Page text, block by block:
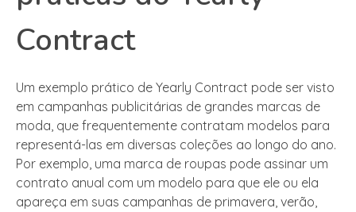
Contract
Um exemplo prático de Yearly Contract pode ser visto
em campanhas publicitárias de grandes marcas de
moda, que frequentemente contratam modelos para
representá-las em diversas coleções ao longo do ano.
Por exemplo, uma marca de roupas pode assinar um
contrato anual com um modelo para que ele ou ela
apareça em suas campanhas de primavera, verão,